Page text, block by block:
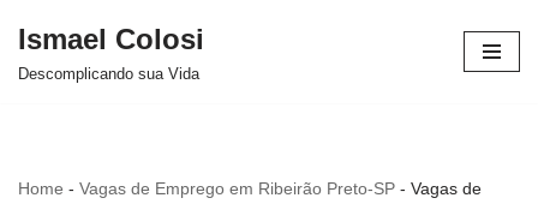
Avançar
Ismael Colosi
Descomplicando sua Vida
Home - Vagas de Emprego em Ribeirão Preto-SP - Vagas de